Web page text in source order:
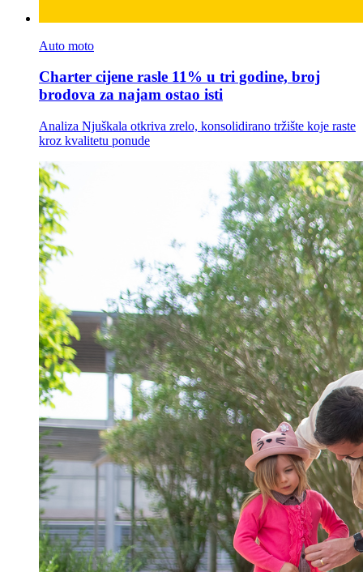
Auto moto
Charter cijene rasle 11% u tri godine, broj
brodova za najam ostao isti
Analiza Njuškala otkriva zrelo, konsolidirano tržište koje raste
kroz kvalitetu ponude